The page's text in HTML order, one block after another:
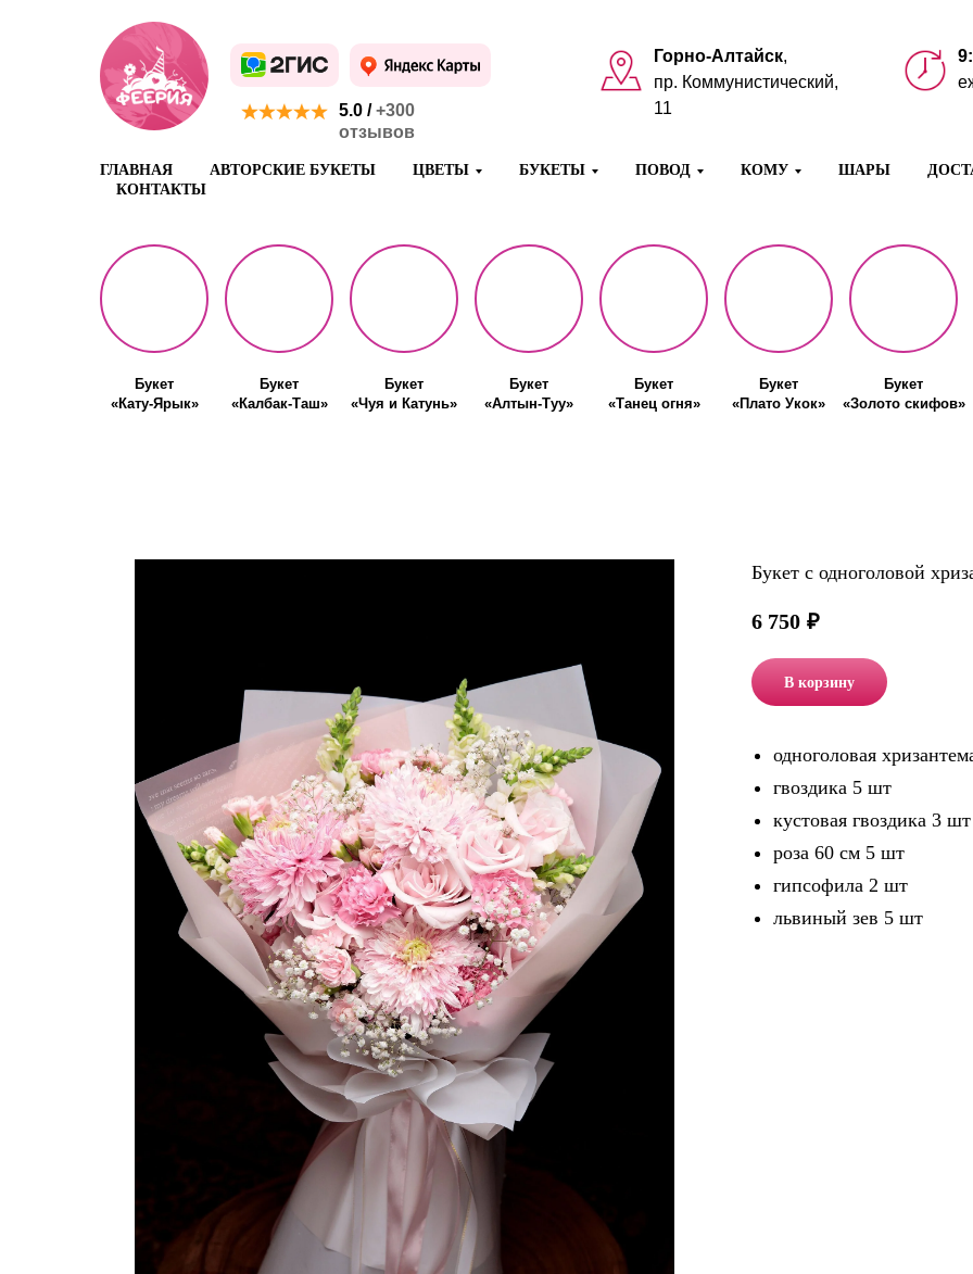
5.0 /+300
отзывов
Горно-Алтайск,
пр. Коммунистический,
11
ГЛАВНАЯ АВТОРСКИЕ БУКЕТЫ ЦВЕТЫ БУКЕТЫ ПОВОД КОМУ ШАРЫ
КОНТАКТЫ
Букет
«Кату-Ярык»
Букет
«Калбак-Таш»
Букет
«Чуя и Катунь»
Букет
«Алтын-Туу»
Букет
«Танец огня»
Букет
«Плато Укок»
Букет
«Золото скифов»
Букет с одноголовой
6 750 ₽
В корзину
одноголовая
гвоздика 5 шт
кустовая гвоздика 3 шт
роза 60 см 5 шт
гипсофила 2 шт
львиный зев 5 шт